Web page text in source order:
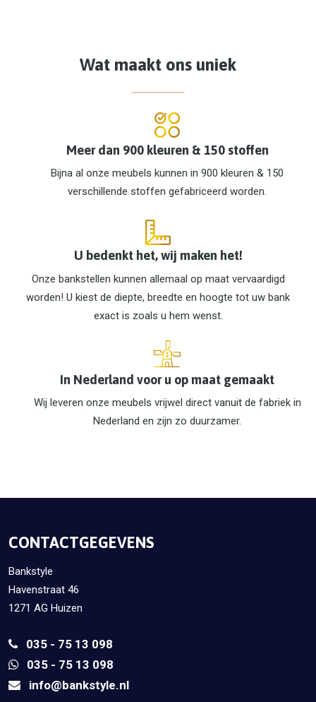
Wat maakt ons uniek
Meer dan 900 kleuren & 150 stoffen
Bijna al onze meubels kunnen in 900 kleuren & 150
verschillende stoffen gefabriceerd worden.
U bedenkt het, wij maken het!
Onze bankstellen kunnen allemaal op maat vervaardigd
worden! U kiest de diepte, breedte en hoogte tot uw bank
exact is zoals u hem wenst.
In Nederland voor u op maat gemaakt
Wij leveren onze meubels vrijwel direct vanuit de fabriek in
Nederland en zijn zo duurzamer.
CONTACTGEGEVENS
Bankstyle
Havenstraat 46
1271 AG Huizen
035 - 75 13 098
035 - 75 13 098
info@bankstyle.nl